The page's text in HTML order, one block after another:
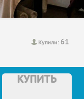
Купили: 61
КУПИТЬ